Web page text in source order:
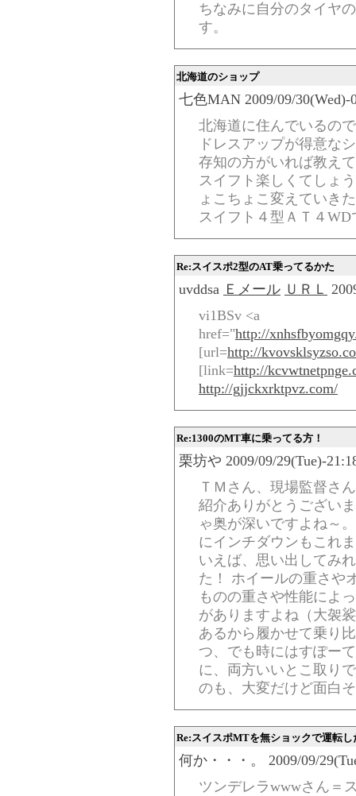
ちなみに自分のタイヤ
す。
北海道のショップ
七色MAN 2009/09/30(Wed)-
北海道に住んでいるの
ドレスアップが得意な
存知の方がいれば教え
スイフト楽しくてしょ
ょこちょこ変えていき
スイフト４型ＡＴ４WD
Re:スイスポ2型のAT乗ってるかた
uvddsa Ｅメール ＵＲＬ
vi1BSv <a
href="http://
[url=http://
[link=http://
http://gjjckxrktpvz.com/
Re:1300のMT車に乗ってる方！
栗坊や 2009/09/29(Tue)-
ＴＭさん、現場監督さ
紹介ありがとうござい
ゃ奥が深いですよね～
にインチダウンもこれ
いえば、思い出してみ
た！ ホイールの重さや
ものの重さや性能によ
がありますよね（大袈
あるから履かせて乗り
つ、でも時にはすぽー
に、両方いいとこ取り
のも、大変だけど面白
Re:スイスポMTを無ショックで運転し
何か・・・。 2009/09/
ツンデレラwwwさん＝